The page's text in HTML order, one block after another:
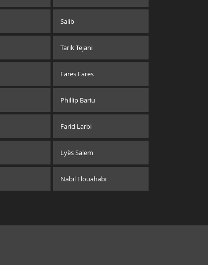
Salib
Tarik Tejani
Fares Fares
Phillip Bariu
Farid Larbi
Lyès Salem
Nabil Elouahabi